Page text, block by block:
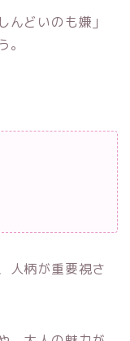
どいのも嫌」
人柄が重要視さ